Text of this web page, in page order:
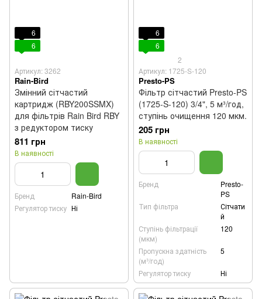
6
6
Артикул: 3262
Rain-Bird
Змінний сітчастий
картридж (RBY200SSMX)
для фільтрів Rain Bird RBY
з редуктором тиску
811 грн
В наявності
Бренд
Rain-Bird
Регулятор тиску Ні
6
6
2
Артикул: 1725-S-120
Presto-PS
Фільтр сітчастий Presto-PS
(1725-S-120) 3/4", 5 м³/год,
ступінь очищення 120 мкм.
205 грн
В наявності
Бренд
Presto-
PS
Тип фільтра
Сітчати
й
Ступінь фільтрації
(мкм)
120
Пропускна здатність
(м³/год)
5
Регулятор тиску Ні